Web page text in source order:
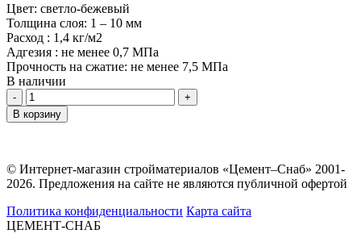
Цвет: светло-бежевый
Толщина слоя: 1 – 10 мм
Расход : 1,4 кг/м2
Адгезия : не менее 0,7 МПа
Прочность на сжатие: не менее 7,5 МПа
В наличии
Количество
В корзину
© Интернет-магазин стройматериалов «Цемент–Снаб» 2001-
2026. Предложения на сайте не являются публичной офертой
Политика конфиденциальности Карта сайта
ЦЕМЕНТ-СНАБ